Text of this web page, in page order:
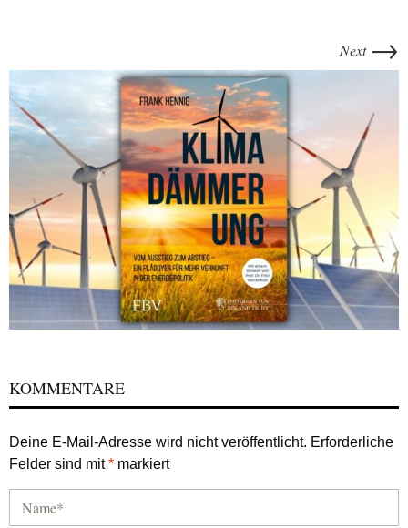
Next →
KOMMENTARE
Deine E-Mail-Adresse wird nicht veröffentlicht. Erforderliche
Felder sind mit* markiert